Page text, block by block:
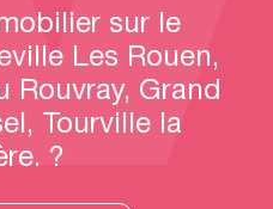
sur le
Les Rouen,
Grand
Tourville la
?